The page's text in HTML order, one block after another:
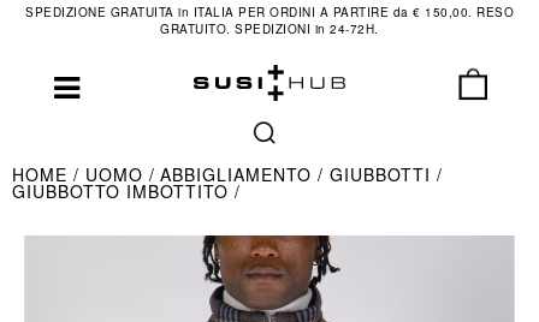
SPEDIZIONE GRATUITA in ITALIA PER ORDINI A PARTIRE da € 150,00. RESO
GRATUITO. SPEDIZIONI in 24-72H.
HOME UOMO ABBIGLIAMENTO GIUBBOTTI
GIUBBOTTO IMBOTTITO